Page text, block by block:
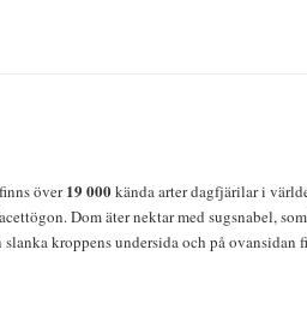
över19 000kända arter dagfjärilar i
Dom äter nektar med sugsnabel,
kroppens undersida och på